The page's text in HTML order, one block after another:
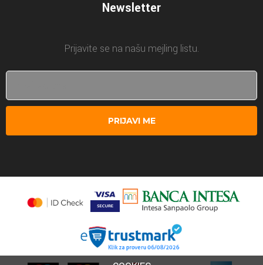
Newsletter
Prijavite se na našu mejling listu.
PRIJAVI ME